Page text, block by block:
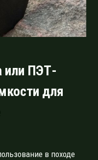
или ПЭТ-
для
в походе